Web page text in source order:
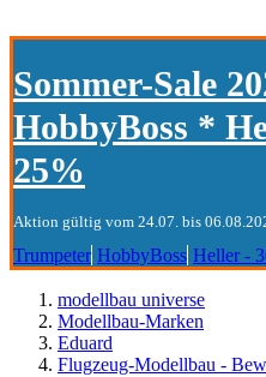
Sommer-Sale
HobbyBoss *
25%
Aktion gültig vom 24.07. bis
Trumpeter HobbyBoss Heller -
modellbau universe
Modellbau-Marken
Eduard
Flugzeug-Modellbau -